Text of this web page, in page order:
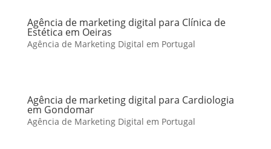
Agência de marketing digital para Clínica de
Estética em Oeiras
Agência de Marketing Digital em Portugal
Agência de marketing digital para Cardiologia
em Gondomar
Agência de Marketing Digital em Portugal